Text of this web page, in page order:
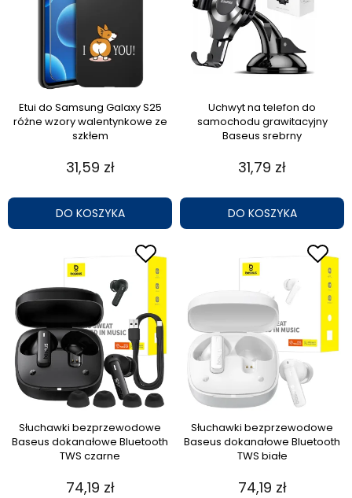
Etui do Samsung Galaxy S25
różne wzory walentynkowe ze
szkłem
31,59 zł
DO KOSZYKA
Uchwyt na telefon do
samochodu grawitacyjny
Baseus srebrny
31,79 zł
DO KOSZYKA
Słuchawki bezprzewodowe
Baseus dokanałowe Bluetooth
TWS czarne
74,19 zł
Słuchawki bezprzewodowe
Baseus dokanałowe Bluetooth
TWS białe
74,19 zł